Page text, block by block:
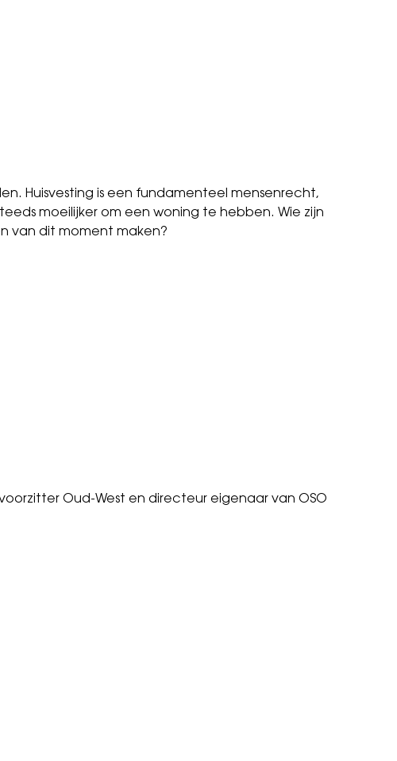
Huisvesting is een fundamenteel mensenrecht,
moeilijker om een woning te hebben. Wie zijn
van dit moment maken?
Oud-West en directeur eigenaar van OSO